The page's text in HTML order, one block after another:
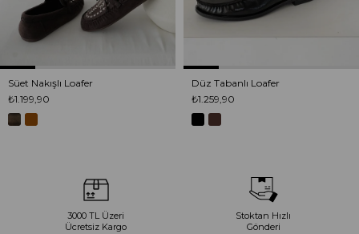
Süet Nakışlı Loafer
₺1.199,90
Düz Tabanlı Loafer
₺1.259,90
3000 TL Üzeri
Ücretsiz Kargo
Stoktan Hızlı
Gönderi